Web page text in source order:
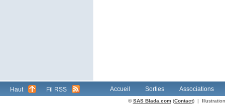
Haut Fil RSS Accueil Sorties Associations
©SAS Blada.com(Contact) |